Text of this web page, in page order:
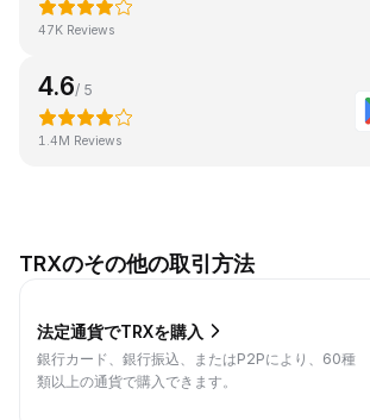
47K Reviews
4.6/ 5
1.4M Reviews
TRXのその他の取引方法
法定通貨でTRXを購入
銀行カード、銀行振込、またはP2Pにより、60種
類以上の通貨で購入できます。